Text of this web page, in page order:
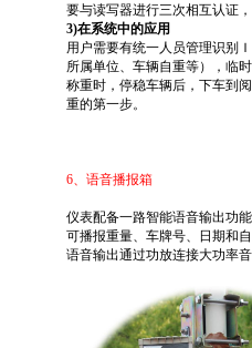
要与读写器进行三次相互认证
3)在系统中的应用
用户需要有统一人员管理识别
所属单位、车辆自重等），临
称重时，停稳车辆后，下车到
重的第一步。
6、 语音播报箱
仪表配备一路智能语音输出功能
可播报重量、车牌号、日期和
语音输出通过功放连接大功率